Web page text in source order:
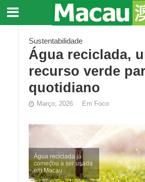
Sustentabilidade
Água reciclada,
recurso verde
quotidiano
Março, 2026 Em Foco
Água reciclada já
começou a ser usada
em Macau